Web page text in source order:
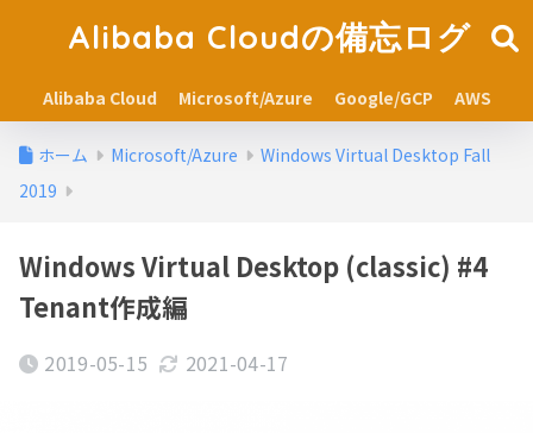
Alibaba Cloudの備忘ログ
Alibaba Cloud Microsoft/Azure Google/GCP AWS
ホーム Microsoft/Azure
Windows Virtual Desktop Fall
2019
Windows Virtual Desktop (classic) #4
Tenant作成編
2019-05-15 2021-04-17